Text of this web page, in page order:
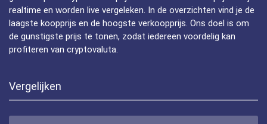
realtime en worden live vergeleken. In de overzichten vind je de
laagste koopprijs en de hoogste verkoopprijs. Ons doel is om
de gunstigste prijs te tonen, zodat iedereen voordelig kan
profiteren van cryptovaluta.
Vergelijken